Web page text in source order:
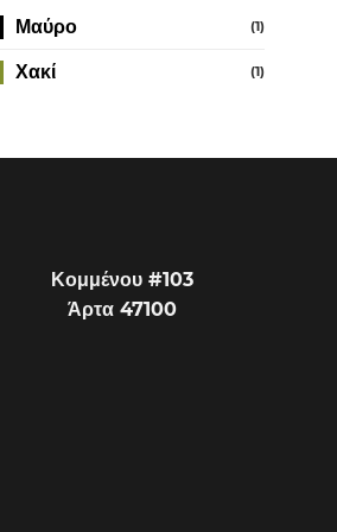
Μαύρο (1)
Χακί (1)
Κομμένου #103
Άρτα 47100